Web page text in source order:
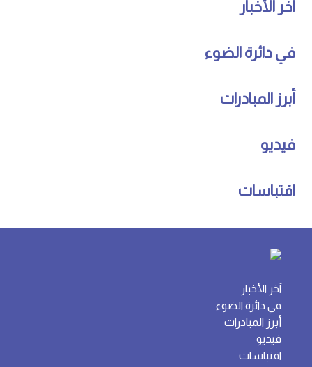
آخر الأخبار
في دائرة الضوء
أبرز المبادرات
فيديو
اقتباسات
آخر الأخبار
في دائرة الضوء
أبرز المبادرات
فيديو
اقتباسات